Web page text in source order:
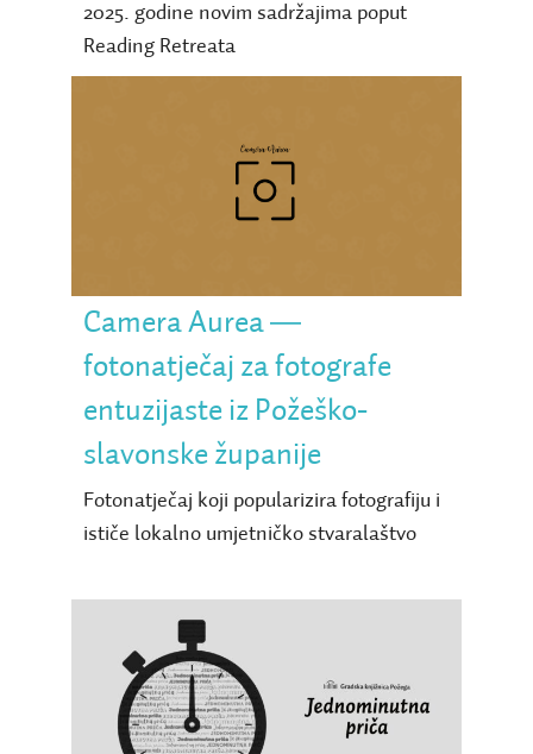
2025. godine novim sadržajima poput
Reading Retreata
Camera Aurea ―
fotonatječaj za fotografe
entuzijaste iz Požeško-
Camera Aurea ―
fotonatječaj za fotografe
entuzijaste iz Požeško-
slavonske županije
Fotonatječaj koji popularizira fotografiju i
ističe lokalno umjetničko stvaralaštvo
Jednominutna priča 2026.
― sudjeluj u literarnom